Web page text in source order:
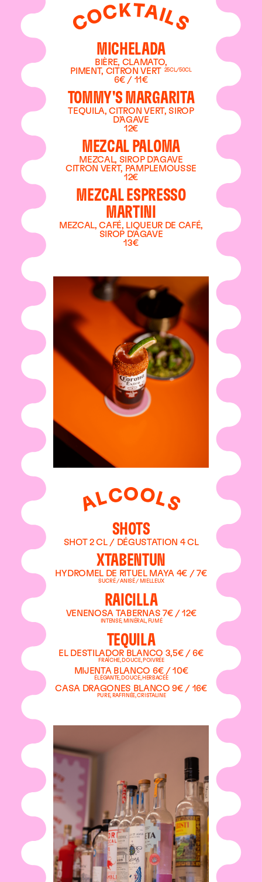
COCKTAILS
MICHELADA
BIÈRE, CLAMATO,
PIMENT, CITRON VERT 25CL/50CL
6€ / 11€
TOMMY'S MARGARITA
TEQUILA, CITRON VERT, SIROP
D'AGAVE
12€
MEZCAL PALOMA
MEZCAL, SIROP D'AGAVE
CITRON VERT, PAMPLEMOUSSE
12€
MEZCAL ESPRESSO
MARTINI
MEZCAL, CAFÉ, LIQUEUR DE CAFÉ,
SIROP D'AGAVE
13€
ALCOOLS
SHOTS
SHOT 2 CL / DÉGUSTATION 4 CL
XTABENTUN
HYDROMEL DE RITUEL MAYA 4€ / 7€
SUCRÉ / ANISÉ / MIELLEUX
RAICILLA
VENENOSA TABERNAS 7€ / 12€
INTENSE, MINÉRAL, FUMÉ
TEQUILA
EL DESTILADOR BLANCO 3,5€ / 6€
FRAÎCHE, DOUCE, POIVRÉE
MIJENTA BLANCO 6€ / 10€
ÉLÉGANTE, DOUCE, HERBACÉE
CASA DRAGONES BLANCO 9€ / 16€
PURE, RAFFINÉE, CRISTALINE